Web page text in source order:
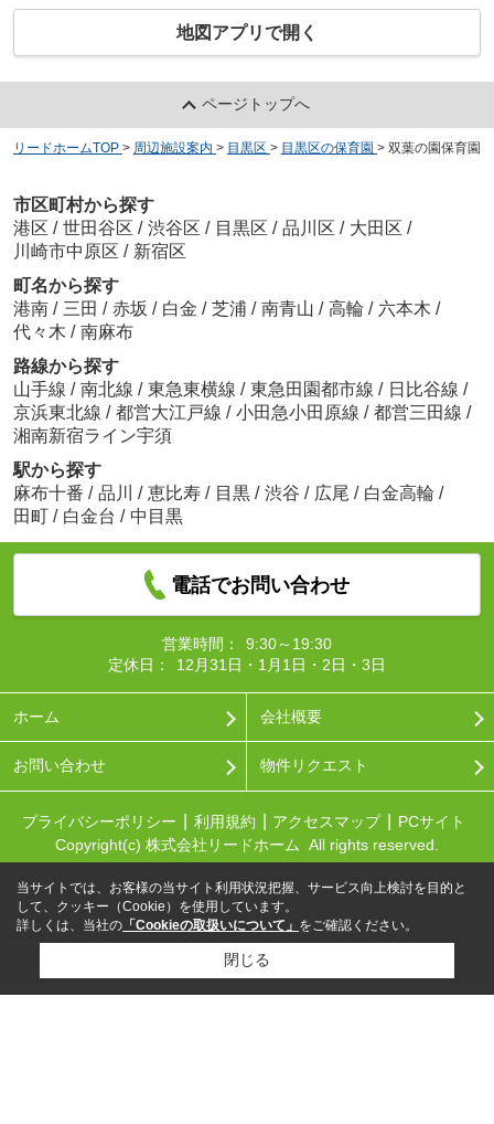
地図アプリで開く
ページトップへ
リードホームTOP > 周辺施設案内 > 目黒区 > 目黒区の保育園 > 双葉の園保育園
市区町村から探す
港区 / 世田谷区 / 渋谷区 / 目黒区 / 品川区 / 大田区 /
川崎市中原区 / 新宿区
町名から探す
港南 / 三田 / 赤坂 / 白金 / 芝浦 / 南青山 / 高輪 / 六本木 /
代々木 / 南麻布
路線から探す
山手線 / 南北線 / 東急東横線 / 東急田園都市線 / 日比谷線 /
京浜東北線 / 都営大江戸線 / 小田急小田原線 / 都営三田線 /
湘南新宿ライン宇須
駅から探す
麻布十番 / 品川 / 恵比寿 / 目黒 / 渋谷 / 広尾 / 白金高輪 /
田町 / 白金台 / 中目黒
電話でお問い合わせ
営業時間：
9:30～19:30
定休日：
12月31日・1月1日・2日・3日
ホーム 会社概要
お問い合わせ 物件リクエスト
プライバシーポリシー 利用規約 アクセスマップ
PCサイト
Copyright(c) 株式会社リードホーム All rights reserved.
当サイトでは、お客様の当サイト利用状況把握、サービス向上検討を目的と
して、クッキー（Cookie）を使用しています。
詳しくは、当社の 「Cookieの取扱いについて」 をご確認ください。
閉じる